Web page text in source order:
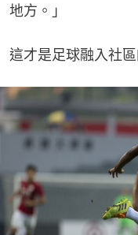
地方。」
這才是足球融入社區